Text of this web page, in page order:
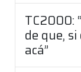
TC2000:
de que,
acá”